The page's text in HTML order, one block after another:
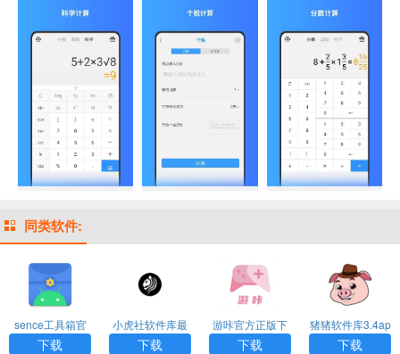
同类软件:
sence工具箱官
方版下载
下载
小虎社软件库最
新版本
下载
游咔官方正版下
载
下载
猪猪软件库3.4ap
k
下载